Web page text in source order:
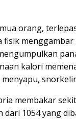
orang,
fisik
kalori
membakar
dari 1054 yang